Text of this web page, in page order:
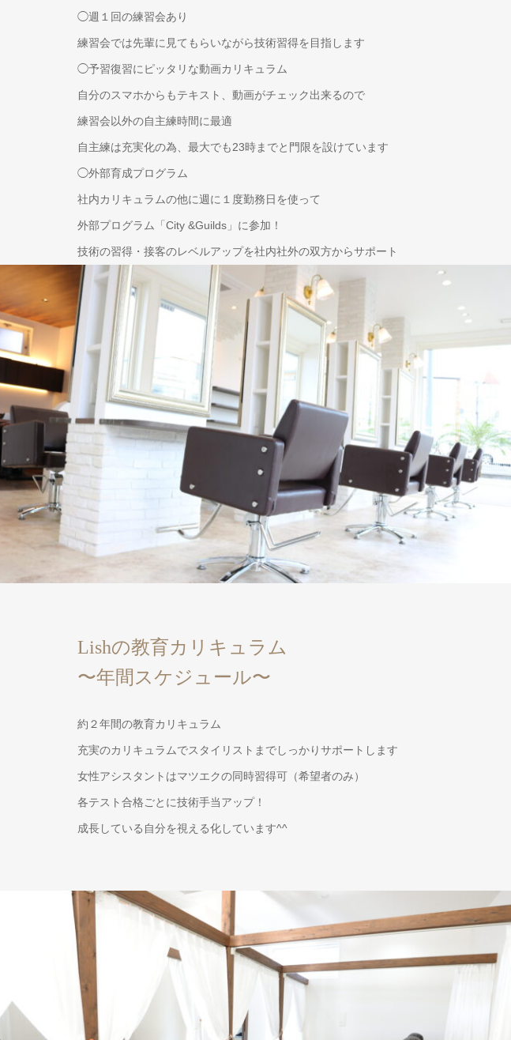
◯週１回の練習会あり
練習会では先輩に見てもらいながら技術習得を目指します
◯予習復習にピッタリな動画カリキュラム
自分のスマホからもテキスト、動画がチェック出来るので
練習会以外の自主練時間に最適
自主練は充実化の為、最大でも23時までと門限を設けています
◯外部育成プログラム
社内カリキュラムの他に週に１度勤務日を使って
外部プログラム「City &Guilds」に参加！
技術の習得・接客のレベルアップを社内社外の双方からサポート
Lishの教育カリキュラム
〜年間スケジュール〜
約２年間の教育カリキュラム
充実のカリキュラムでスタイリストまでしっかりサポートします
女性アシスタントはマツエクの同時習得可（希望者のみ）
各テスト合格ごとに技術手当アップ！
成長している自分を視える化しています^^